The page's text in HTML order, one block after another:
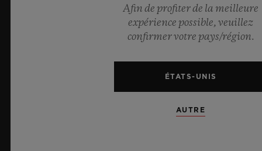
ME TENIR INFORMÉ(E)
Je souhaite recevoir les dernières actualités
Afin de profiter de la meilleure
expérience possible, veuillez
confirmer votre pays/région.
ÉTATS-UNIS
AUTRE